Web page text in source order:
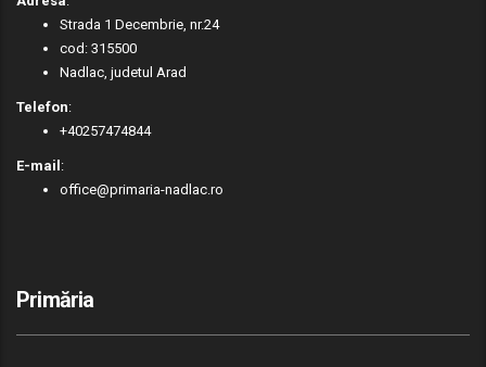
Strada 1 Decembrie, nr.24
cod: 315500
Nadlac, judetul Arad
Telefon:
+40257474844
E-mail:
office@primaria-nadlac.ro
Primăria